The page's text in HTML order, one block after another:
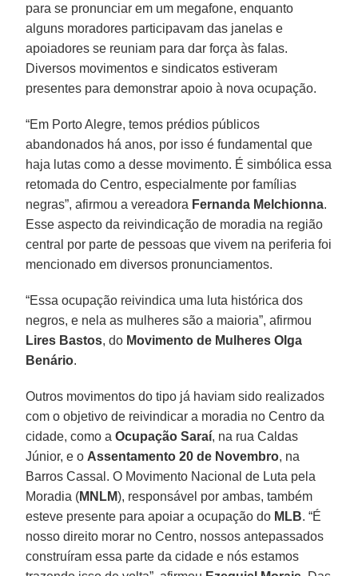
para se pronunciar em um megafone, enquanto
alguns moradores participavam das janelas e
apoiadores se reuniam para dar força às falas.
Diversos movimentos e sindicatos estiveram
presentes para demonstrar apoio à nova ocupação.
“Em Porto Alegre, temos prédios públicos
abandonados há anos, por isso é fundamental que
haja lutas como a desse movimento. É simbólica essa
retomada do Centro, especialmente por famílias
negras”, afirmou a vereadora Fernanda Melchionna.
Esse aspecto da reivindicação de moradia na região
central por parte de pessoas que vivem na periferia foi
mencionado em diversos pronunciamentos.
“Essa ocupação reivindica uma luta histórica dos
negros, e nela as mulheres são a maioria”, afirmou
Lires Bastos, do Movimento de Mulheres Olga
Benário.
Outros movimentos do tipo já haviam sido realizados
com o objetivo de reivindicar a moradia no Centro da
cidade, como aOcupação Saraí, na rua Caldas
Júnior, e o Assentamento 20 de Novembro, na
Barros Cassal. O Movimento Nacional de Luta pela
Moradia (MNLM), responsável por ambas, também
esteve presente para apoiar a ocupação do MLB. “É
nosso direito morar no Centro, nossos antepassados
construíram essa parte da cidade e nós estamos